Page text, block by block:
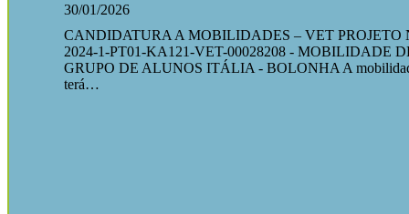
30/01/2026
CANDIDATURA A MOBILIDADES – VET PROJETO
2024-1-PT01-KA121-VET-00028208 - MOBILIDADE
GRUPO DE ALUNOS ITÁLIA - BOLONHA A
terá…